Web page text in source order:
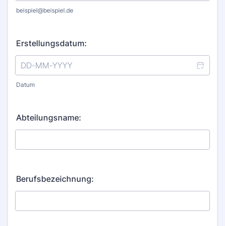
beispiel@beispiel.de
Erstellungsdatum:
Datum
Abteilungsname:
Berufsbezeichnung: